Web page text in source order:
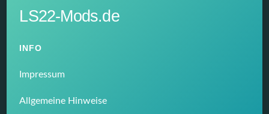
LS22-Mods.de
INFO
Impressum
Allgemeine Hinweise